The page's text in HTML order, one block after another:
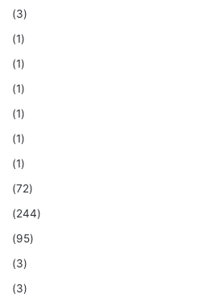
(3)
(1)
(1)
(1)
(1)
(1)
(1)
(72)
(244)
(95)
(3)
(3)